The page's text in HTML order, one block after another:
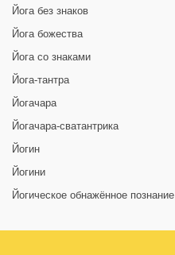
Йога без знаков
Йога божества
Йога со знаками
Йога-тантра
Йогачара
Йогачара-сватантрика
Йогин
Йогини
Йогическое обнажённое познание